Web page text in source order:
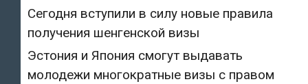
Сегодня вступили в силу новые правила
получения шенгенской визы
Эстония и Япония смогут выдавать
молодежи многократные визы с правом